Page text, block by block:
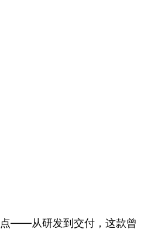
点——从研发到交付，这款曾